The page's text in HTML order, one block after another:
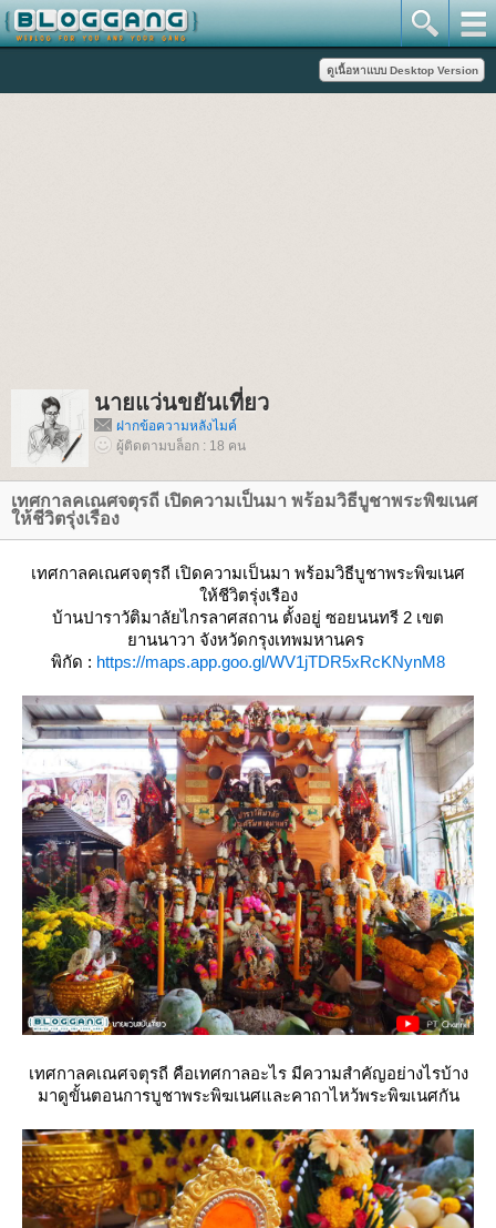
นายแว่นขยันเที่ยว
ฝากข้อความหลังไมค์
ผู้ติดตามบล็อก : 18 คน
เทศกาลคเณศจตุรถี เปิดความเป็นมา พร้อมวิธีบูชาพระพิฆเนศ
ห้ชีวิตรุ่งเรือง
เทศกาลคเณศจตุรถี เปิดความเป็นมา พร้อมวิธีบูชาพระพิฆเนศ
ห้ชีวิตรุ่งเรือง
บ้านปาราวัติมาลัยไกรลาศสถาน ตั้งอยู่ ซอยนนทรี 2 เขต
านนาวา จังหวัดกรุงเทพมหานคร
พิกัด : https://maps.app.goo.gl/WV1jTDR5xRcKNynM8
เทศกาลคเณศจตุรถี คือเทศกาลอะไร มีความสำคัญอย่างไรบ้าง
มาดูขั้นตอนการบูชาพระพิฆเนศและคาถาไหว้พระพิฆเนศกัน